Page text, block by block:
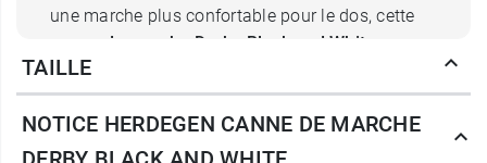
une marche plus confortable pour le dos, cette
canne de marche Derby Black and White
règle en hauteur à l’aide un bouton pressoir et
d’une bague de serrage anti-choc. Son embout,
en caoutchouc situé au niveau de son pied, est
antidérapant et amortit les chocs à chaque pas
TAILLE
NOTICE HERDEGEN CANNE DE MARCHE